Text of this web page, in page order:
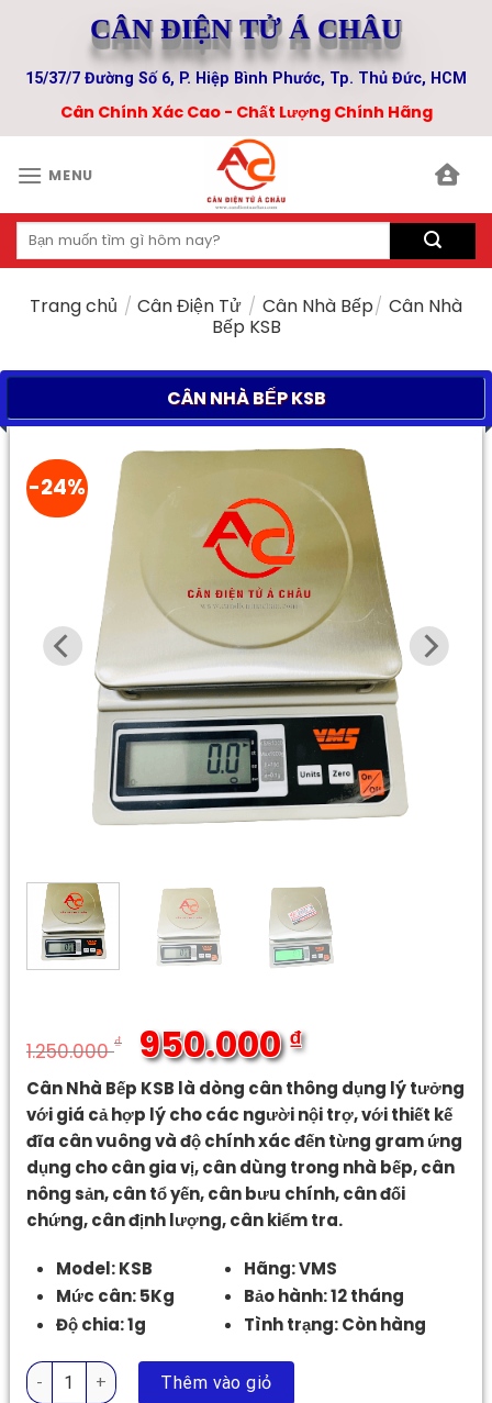
content
CÂN ĐIỆN TỬ Á CHÂU
15/37/7 Đường Số 6, P. Hiệp Bình Phước, Tp. Thủ Đức, HCM
Cân Chính Xác Cao - Chất Lượng Chính Hãng
MENU
Tìm
kiếm:
Trang chủ / Cân Điện Tử / Cân Nhà Bếp/ Cân Nhà
Bếp KSB
CÂN NHÀ BẾP KSB
-24%
1.250.000₫
Giá
gốc
là:
1.250.000 ₫.
950.000₫
Giá
hiện
tại
là:
950.000 ₫.
Cân Nhà Bếp KSB là dòng cân thông dụng lý tưởng
với giá cả hợp lý cho các người nội trợ, với thiết kế
đĩa cân vuông và độ chính xác đến từng gram ứng
dụng cho cân gia vị, cân dùng trong nhà bếp, cân
nông sản, cân tổ yến, cân bưu chính, cân đối
chứng, cân định lượng, cân kiểm tra.
Model: KSB
Mức cân: 5Kg
Độ chia: 1g
Hãng: VMS
Bảo hành: 12 tháng
Tình trạng: Còn hàng
Cân Nhà Bếp KSB số lượng
Thêm vào giỏ